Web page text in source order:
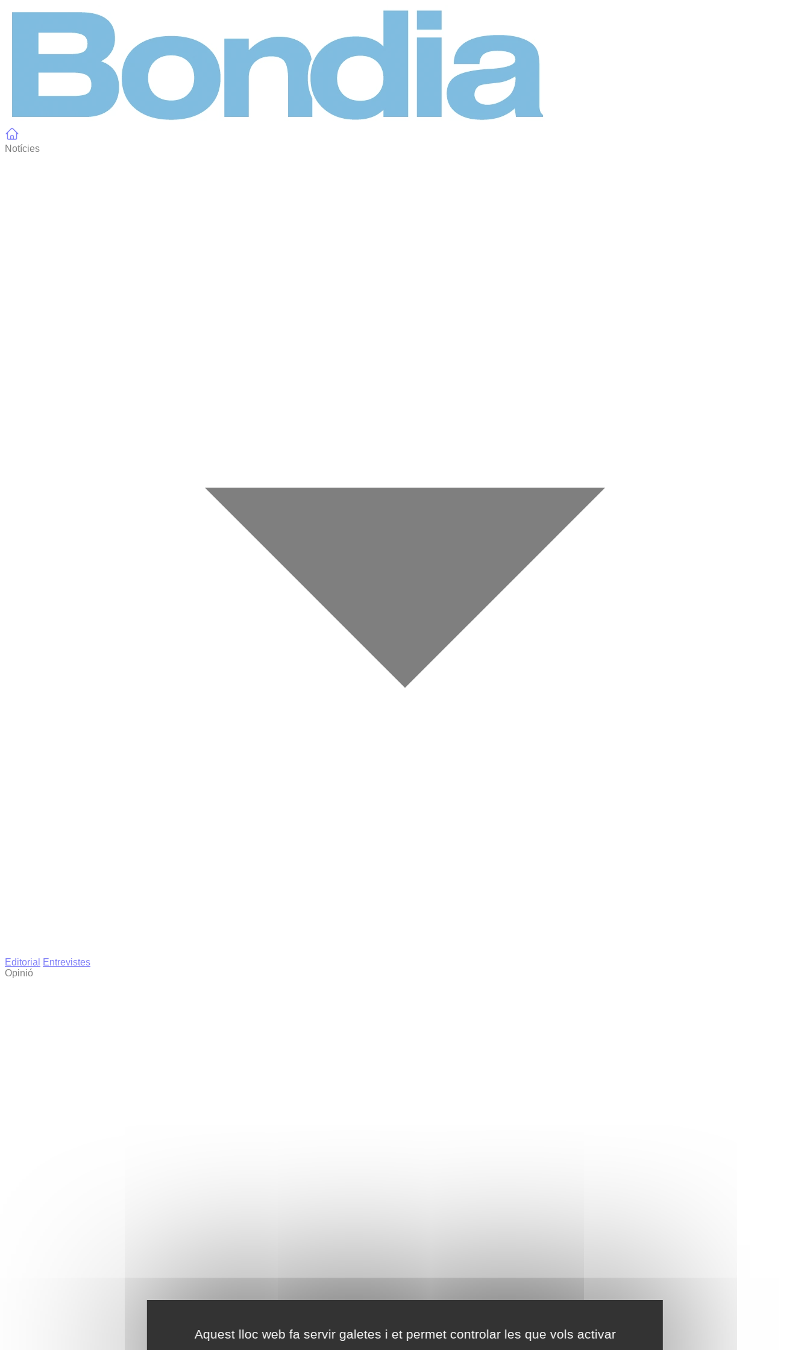
Aquest lloc web fa servir galetes i et permet controlar les que vols activar
Notícies
Editorial
Entrevistes
Opinió